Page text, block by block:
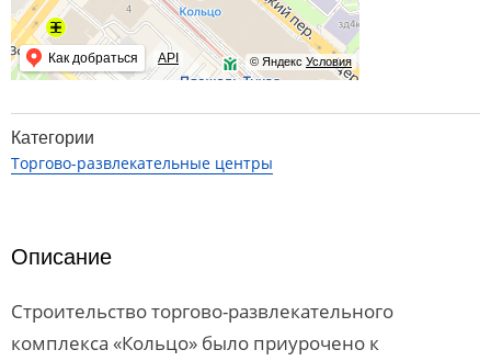
© Яндекс Условия
Как добраться API
Категории
Торгово-развлекательные центры
Описание
Строительство торгово-развлекательного
комплекса «Кольцо» было приурочено к